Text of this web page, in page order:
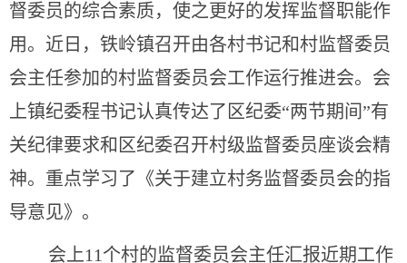
督委员的综合素质，使之更好的发挥监督职能作
用。 近日， 铁岭镇召开由各村书记和村监督委员
会主任参加的村监督委员会工作运行推进会。会
上镇纪委程书记认真传达了区纪委“两节期间”有
关纪律要求和区纪委召开村级监督委员座谈会精
神。重点学习了《关于建立村务监督委员会的指
导意见》。
会上11个村的监督委员会主任汇报近期工作